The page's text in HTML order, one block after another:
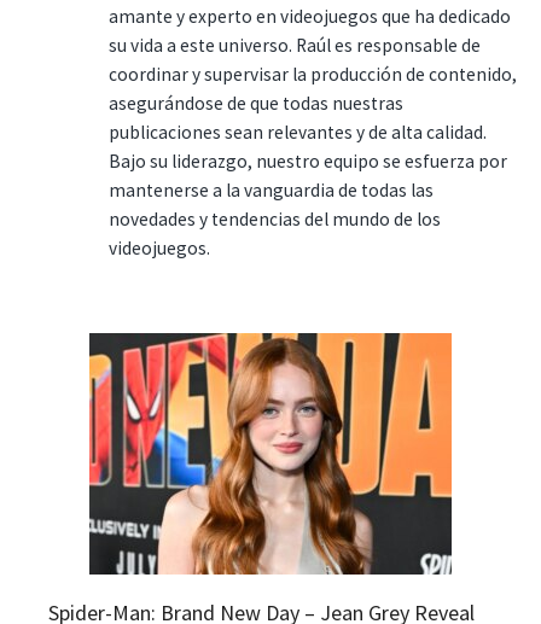
amante y experto en videojuegos que ha dedicado
su vida a este universo. Raúl es responsable de
coordinar y supervisar la producción de contenido,
asegurándose de que todas nuestras
publicaciones sean relevantes y de alta calidad.
Bajo su liderazgo, nuestro equipo se esfuerza por
mantenerse a la vanguardia de todas las
novedades y tendencias del mundo de los
videojuegos.
Spider-Man: Brand New Day – Jean Grey Reveal